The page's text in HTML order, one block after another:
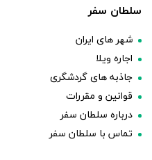
سلطان سفر
شهر های ایران
اجاره ویلا
جاذبه های گردشگری
قوانین و مقررات
درباره سلطان سفر
تماس با سلطان سفر